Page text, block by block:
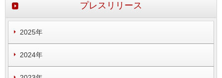
プレスリリース
2025年
2024年